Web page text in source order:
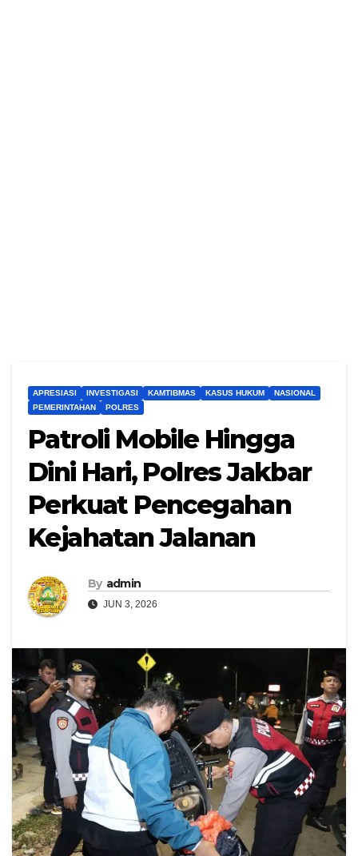
APRESIASI INVESTIGASI KAMTIBMAS KASUS HUKUM
NASIONAL
PEMERINTAHAN
POLRES
Patroli Mobile Hingga
Dini Hari, Polres Jakbar
Perkuat Pencegahan
Kejahatan Jalanan
By admin
JUN 3, 2026